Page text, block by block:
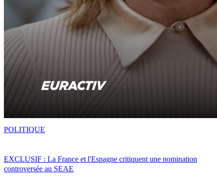
EXCLUSIF : La France et l'Espagne critiquent une nomination
controversée au SEAE
POLITIQUE